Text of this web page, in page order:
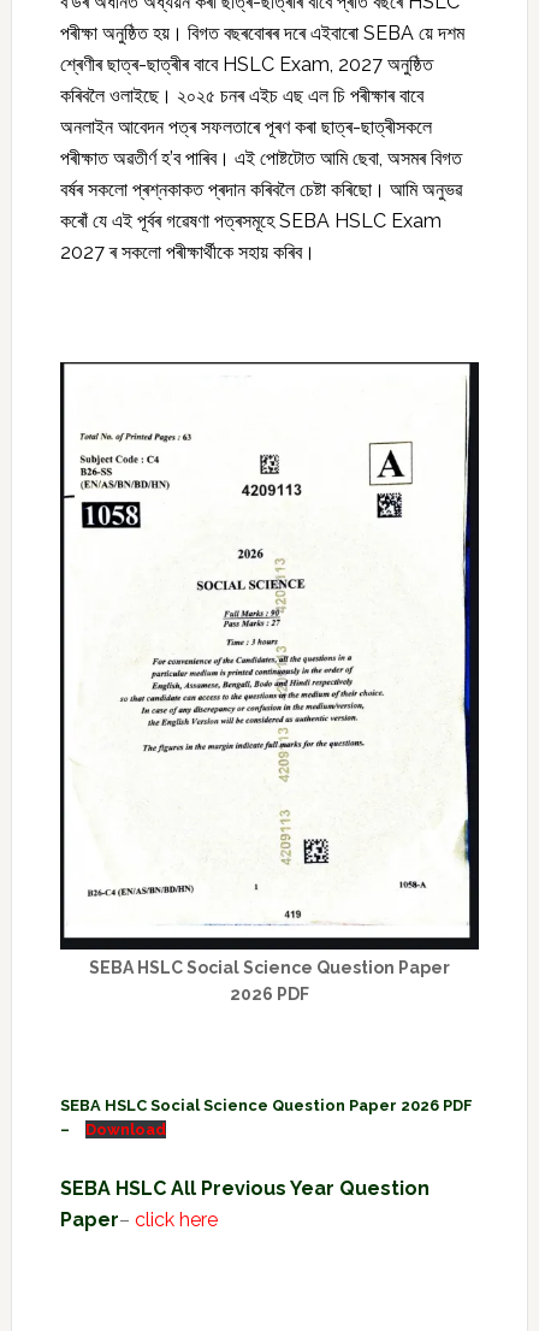
পৰীক্ষা অনুষ্ঠিত হয়। বিগত বছৰবোৰৰ দৰে এইবাৰো SEBA য়ে দশম
শ্ৰেণীৰ ছাত্ৰ-ছাত্ৰীৰ বাবে HSLC Exam, 2027 অনুষ্ঠিত
কৰিবলৈ ওলাইছে। ২০২৫ চনৰ এইচ এছ এল চি পৰীক্ষাৰ বাবে
অনলাইন আবেদন পত্ৰ সফলতাৰে পূৰণ কৰা ছাত্ৰ-ছাত্ৰীসকলে
পৰীক্ষাত অৱতীৰ্ণ হ’ব পাৰিব। এই পোষ্টটোত আমি ছেবা, অসমৰ বিগত
বৰ্ষৰ সকলো প্ৰশ্নকাকত প্ৰদান কৰিবলৈ চেষ্টা কৰিছো। আমি অনুভৱ
কৰোঁ যে এই পূৰ্বৰ গৱেষণা পত্ৰসমূহে SEBA HSLC Exam
2027 ৰ সকলো পৰীক্ষাৰ্থীকে সহায় কৰিব।
SEBA HSLC Social Science Question Paper
2026 PDF
SEBA HSLC Social Science Question Paper 2026 PDF
–
Download
SEBA HSLC All Previous Year Question
Paper– click here